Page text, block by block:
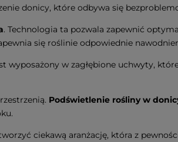
donicy, które odbywa się
. Technologia ta pozwala zapewnić
się roślinie odpowiednie
wyposażony w zagłębione uchwyty,
Podświetlenie rośliny w
ciekawą aranżację, która z